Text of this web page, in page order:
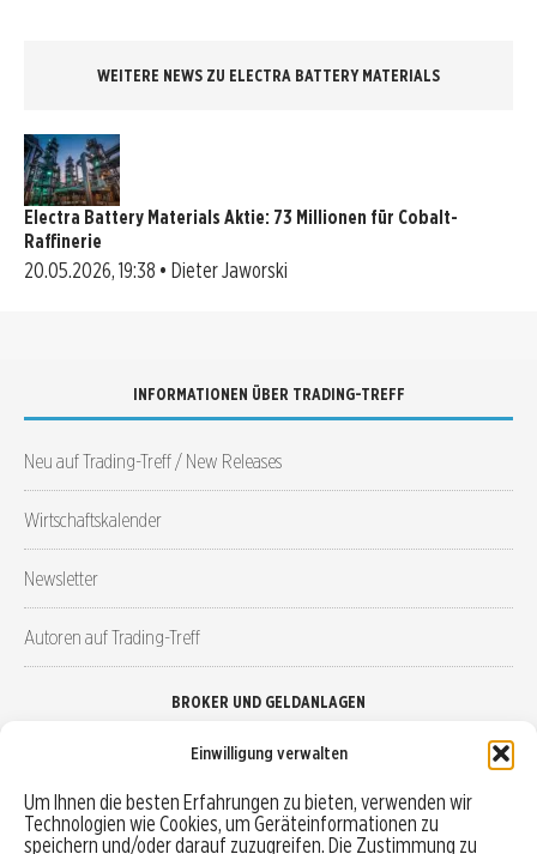
Einwilligung verwalten
Um Ihnen die besten Erfahrungen zu bieten, verwenden wir
Technologien wie Cookies, um Geräteinformationen zu
speichern und/oder darauf zuzugreifen. Die Zustimmung zu
WEITERE NEWS ZU ELECTRA BATTERY MATERIALS
Electra Battery Materials Aktie: 73 Millionen für Cobalt-
Raffinerie
20.05.2026, 19:38 • Dieter Jaworski
INFORMATIONEN ÜBER TRADING-TREFF
Neu auf Trading-Treff / New Releases
Wirtschaftskalender
Newsletter
Autoren auf Trading-Treff
BROKER UND GELDANLAGEN
Robo-Advisor vergleichen